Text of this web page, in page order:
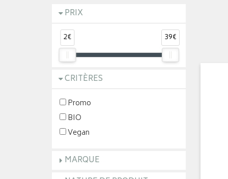
PRIX
2€ 39€
CRITÈRES
Promo
BIO
Vegan
MARQUE